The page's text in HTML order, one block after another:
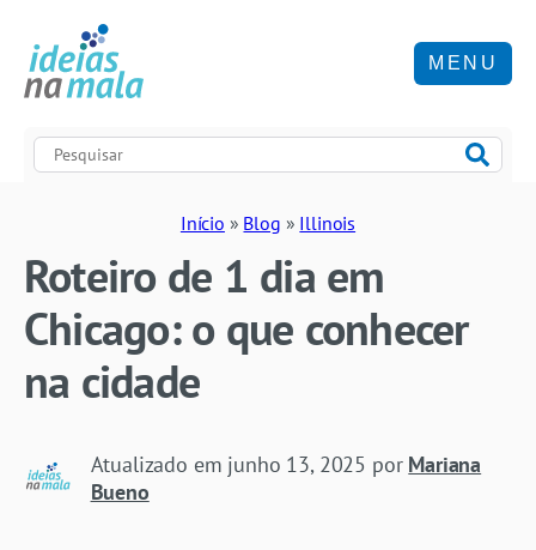
MENU
Início » Blog » Illinois
Roteiro de 1 dia em
Chicago: o que conhecer
na cidade
Atualizado em junho 13, 2025 por Mariana
Bueno